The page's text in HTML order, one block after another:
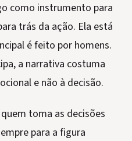
como instrumento para
trás da ação. Ela está
é feito por homens.
a narrativa costuma
e não à decisão.
toma as decisões
para a figura